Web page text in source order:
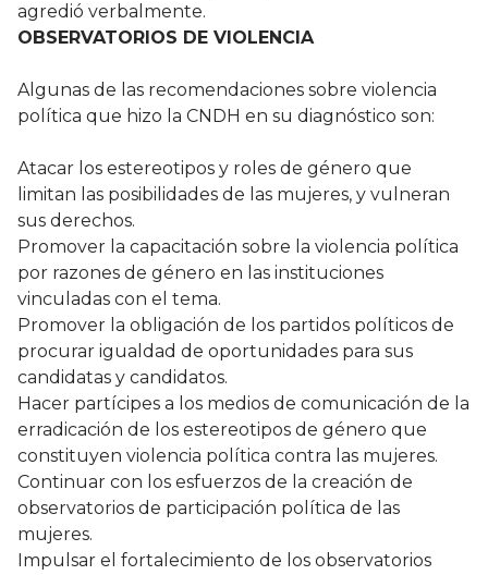
agredió verbalmente.
OBSERVATORIOS DE VIOLENCIA
Algunas de las recomendaciones sobre violencia
política que hizo la CNDH en su diagnóstico son:
Atacar los estereotipos y roles de género que
limitan las posibilidades de las mujeres, y vulneran
sus derechos.
Promover la capacitación sobre la violencia política
por razones de género en las instituciones
vinculadas con el tema.
Promover la obligación de los partidos políticos de
procurar igualdad de oportunidades para sus
candidatas y candidatos.
Hacer partícipes a los medios de comunicación de la
erradicación de los estereotipos de género que
constituyen violencia política contra las mujeres.
Continuar con los esfuerzos de la creación de
observatorios de participación política de las
mujeres.
Impulsar el fortalecimiento de los observatorios